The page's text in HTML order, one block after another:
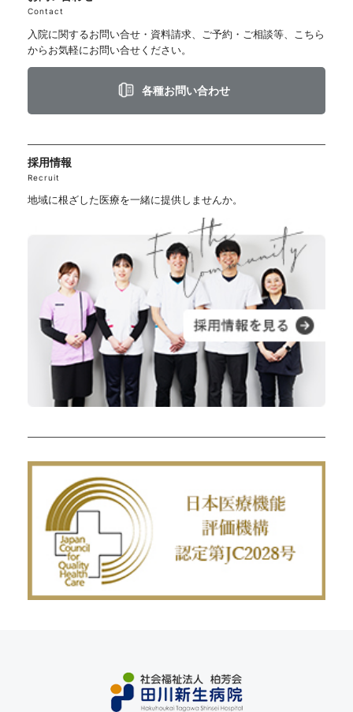
Contact
入院に関するお問い合せ・資料請求、ご予約・ご相談等、こちら
からお気軽にお問い合せください。
各種お問い合わせ
採用情報
Recruit
地域に根ざした医療を一緒に提供しませんか。